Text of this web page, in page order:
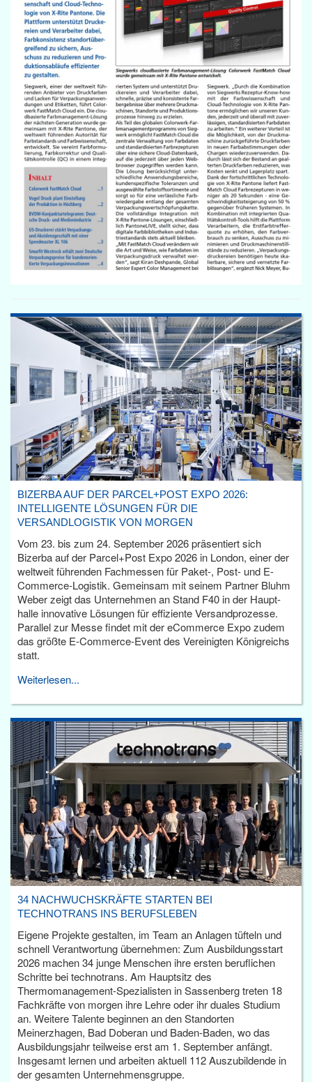
BIZERBA AUF DER PARCEL+POST EXPO 2026:
INTELLIGENTE LÖSUNGEN FÜR DIE
VERSANDLOGISTIK VON MORGEN
Vom 23. bis zum 24. September 2026 präsentiert sich
Bizerba auf der Parcel+Post Expo 2026 in London, einer der
weltweit führenden Fachmessen für Paket-, Post- und E-
Commerce-Logistik. Gemeinsam mit seinem Partner Bluhm
Weber zeigt das Unternehmen an Stand F40 in der Haupt­
halle innovative Lösungen für effiziente Versandprozesse.
Parallel zur Messe findet mit der eCommerce Expo zudem
das größte E-Commerce-Event des Vereinigten Königreichs
statt.
Weiterlesen...
34 NACHWUCHSKRÄFTE STARTEN BEI
TECHNOTRANS INS BERUFSLEBEN
Eigene Projekte gestalten, im Team an Anlagen tüfteln und
schnell Verantwortung übernehmen: Zum Ausbildungsstart
2026 machen 34 junge Menschen ihre ersten beruflichen
Schritte bei technotrans. Am Hauptsitz des
Thermomanagement-Spezialisten in Sassenberg treten 18
Fachkräfte von morgen ihre Lehre oder ihr duales Studium
an. Weitere Talente beginnen an den Standorten
Meinerzhagen, Bad Doberan und Baden-Baden, wo das
Ausbildungsjahr teilweise erst am 1. September anfängt.
Insgesamt lernen und arbeiten aktuell 112 Auszubildende in
der gesamten Unternehmensgruppe.